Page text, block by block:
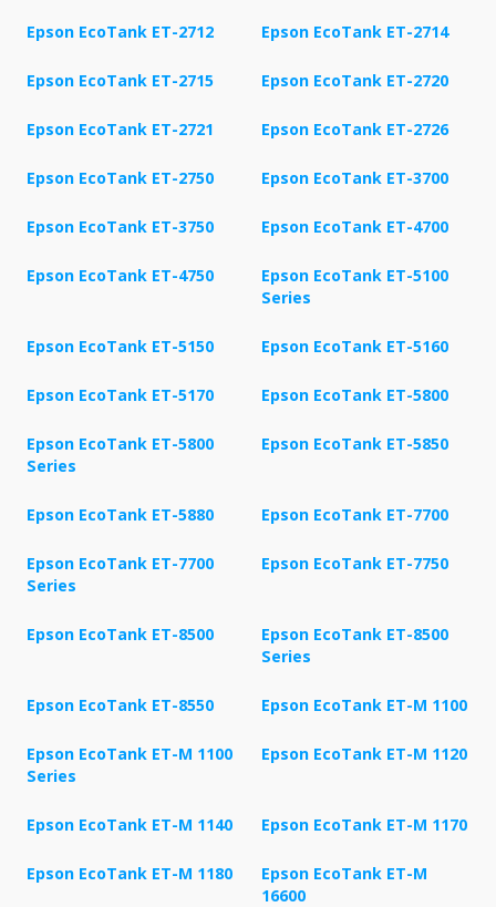
Epson EcoTank ET-2712 Epson EcoTank ET-2714
Epson EcoTank ET-2715 Epson EcoTank ET-2720
Epson EcoTank ET-2721 Epson EcoTank ET-2726
Epson EcoTank ET-2750 Epson EcoTank ET-3700
Epson EcoTank ET-3750 Epson EcoTank ET-4700
Epson EcoTank ET-4750
Epson EcoTank ET-5100
Series
Epson EcoTank ET-5150 Epson EcoTank ET-5160
Epson EcoTank ET-5170 Epson EcoTank ET-5800
Epson EcoTank ET-5800
Series
Epson EcoTank ET-5850
Epson EcoTank ET-5880 Epson EcoTank ET-7700
Epson EcoTank ET-7700
Series
Epson EcoTank ET-7750
Epson EcoTank ET-8500
Epson EcoTank ET-8500
Series
Epson EcoTank ET-8550 Epson EcoTank ET-M 1100
Epson EcoTank ET-M 1100
Series
Epson EcoTank ET-M 1120
Epson EcoTank ET-M 1140 Epson EcoTank ET-M 1170
Epson EcoTank ET-M 1180
Epson EcoTank ET-M
16600